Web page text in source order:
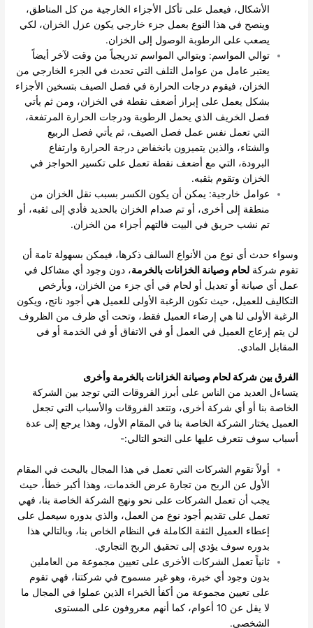
الأشكال، فيعمل على تأكل الأجزاء الخارجية من كل المناطق،
وينصح في هذا النوع بعمل جزء خارجي يكون عزل الخزان، لكي
يصعب على الرطوبة الوصول إلى الخزان.
توالي المواسم: وبتوالي المواسم تدريجياً من وقت لآخر أيضاً
يعتبر عامل من عوامل التلف التي تحدث في الجزء الخارجي من
الخزان، فيقوم درجات الحرارة في فصل الصيف بتسخين الأجزاء
بشكل يعمل على إبراز أضعف نقطة في الخزان، ومن ثم يأتي
فصل الخريف الذي يحمل الرطوبة ودرجات الحرارة المرتفعة،
التي تعمل نفس عمل فصل الصيف، ثم يأتي فصل الربيع
والشتاء، والذين يتميزون بانخفاض درجة الحرارة وارتفاع
البرودة، التي مع أضعف نقطة تعمل على تكسير الحواجز في
الخزان وتقوم بثقبه.
عوامل خارجية: يمكن أن يكون الكسر بسبب نقل الخزان من
منطقة إلى أخرى، أو تم صدام الخزان بالحديد فأدي إلى ثقبه، أو
تم نشب حريق في البيت فالتهم أجزاء من الخزان.
وسواء حدث أي نوع من الأنواع السالف ذكرها، فيمكن بسهولة تامة أن
تقوم شركةلحام وصيانة الخزانات بالخرمة، دون وجود أي مشاكل في
عمل أي صيانة أو تعديل أو لحام في أي جزء من الخزان، وبأرخص
التكاليف للعميل، حيث تكون الرغبة الأولى للعميل هي أجود ناتج، ويكون
الرغبة الأولى لنا هي إرضاء العميل فقط، وتحت أي ظرف من الظروف
لن يتم إزعاج العميل في العمل أو في الاتفاق أو في الخدمة أو في
المقابل المادي.
الفرق بين شركة لحام وصيانة الخزانات بالخرمة وأخرى
يتساءل العديد من الناس على أبرز الفروقات التي توجد بين الشركة
الخاصة بنا أو أي شركة أخرى، وتتعد الفروقات والأسباب التي تجعل
العميل يختار الشركة الخاصة بنا في المقام الأول، وهذا يرجع إلى عدة
أسباب سوف نتعرف عليها على النحو التالي:-
أولاً تقوم الشركات التي تعمل في هذا المجال بالبحث في المقام
الأول عن الربح من تجارة عرض الخدمات، وهذا أكبر خطأ، حيث
يجب أن تعمل الشركات على نحو ونهج الشركة الخاصة بنا، فهي
تعمل على تقديم أجود نوع من العمل، والذي بدوره سيعمل على
إعطاء العميل الثقة الكاملة في النظام الخاص بنا، وبالتالي هذا
بدوره سوف يؤدي إلى تحقيق الربح التجاري.
ثانياً تعمل الشركات الأخرى على تعيين مجموعة من العاملين
بدون وجود أي خبرة، وهو غير مسموح في شركتنا، فهي تقوم
على تعيين مجموعة من أكفأ الخبراء الذين عملوا في المجال ما
لا يقل عن 10 أعوام، كما أنهم معروفون على المستوى
الشخصي.